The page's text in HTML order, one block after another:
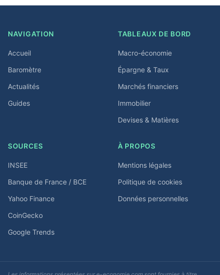
NAVIGATION
Accueil
Baromètre
Actualités
Guides
TABLEAUX DE BORD
Macro-économie
Épargne & Taux
Marchés financiers
Immobilier
Devises & Matières
SOURCES
INSEE
Banque de France / BCE
Yahoo Finance
CoinGecko
Google Trends
À PROPOS
Mentions légales
Politique de cookies
Données personnelles